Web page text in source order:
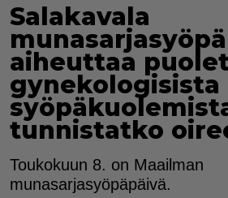
Salakavala
munasarjasyöpä
aiheuttaa
gynekologisista
tunnistatko
Toukokuun 8. on Maailman
munasarjasyöpäpäivä.